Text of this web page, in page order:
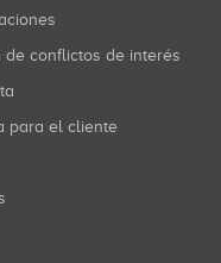
de conflictos de interés
para el cliente